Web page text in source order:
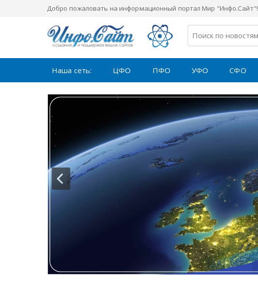
Добро пожаловать на информационный портал Мир "Инфо.Сайт"!
Наша сеть: ЦФО ПФО УФО СФО